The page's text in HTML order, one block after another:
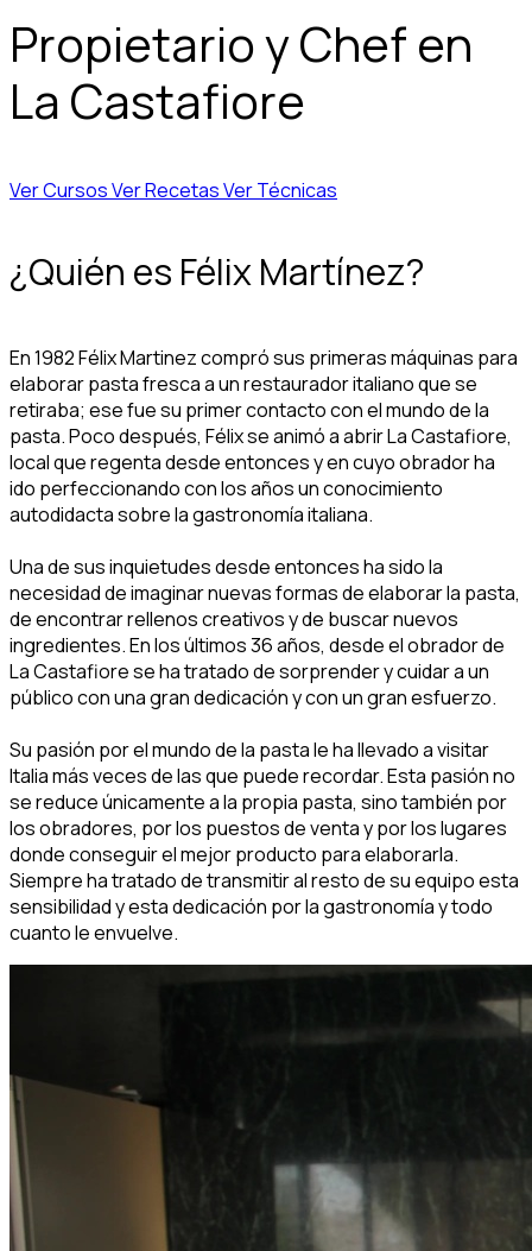
Propietario y Chef en
La Castafiore
Ver CursosVer RecetasVer Técnicas
¿Quién es Félix Martínez?
En 1982 Félix Martinez compró sus primeras máquinas para
elaborar pasta fresca a un restaurador italiano que se
retiraba; ese fue su primer contacto con el mundo de la
pasta. Poco después, Félix se animó a abrir La Castafiore,
local que regenta desde entonces y en cuyo obrador ha
ido perfeccionando con los años un conocimiento
autodidacta sobre la gastronomía italiana.
Una de sus inquietudes desde entonces ha sido la
necesidad de imaginar nuevas formas de elaborar la pasta,
de encontrar rellenos creativos y de buscar nuevos
ingredientes. En los últimos 36 años, desde el obrador de
La Castafiore se ha tratado de sorprender y cuidar a un
público con una gran dedicación y con un gran esfuerzo.
Su pasión por el mundo de la pasta le ha llevado a visitar
Italia más veces de las que puede recordar. Esta pasión no
se reduce únicamente a la propia pasta, sino también por
los obradores, por los puestos de venta y por los lugares
donde conseguir el mejor producto para elaborarla.
Siempre ha tratado de transmitir al resto de su equipo esta
sensibilidad y esta dedicación por la gastronomía y todo
cuanto le envuelve.